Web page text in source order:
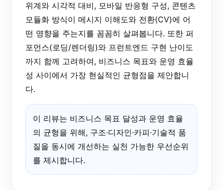
위계와 시각적 대비, 모바일 반응형 구성, 콘텐츠
모듈화 방식이 메시지 이해도와 전환(CV)에 어
떤 영향을 주는지를 꼼꼼히 살펴봅니다. 또한 퍼
포먼스(로딩/렌더링)와 프런트엔드 구현 난이도
까지 함께 고려하여, 비즈니스 목표와 운영 효율
성 사이에서 가장 현실적인 균형점을 제안합니
다.
이 리뷰는 비즈니스 목표 달성과 운영 효율
의 균형을 위해, 구조·디자인·카피·기술적 품
질을 동시에 개선하는 실천 가능한 우선순위
를 제시합니다.